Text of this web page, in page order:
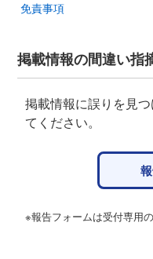
免責事項
掲載情報の間違い指
掲載情報に誤りを見
てください。
※報告フォームは受付専用